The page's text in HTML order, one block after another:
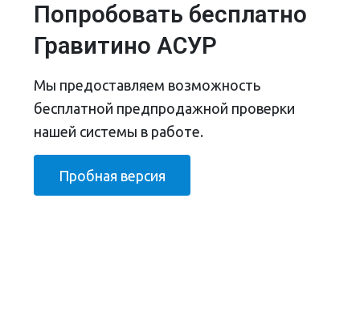
Попробовать бесплатно
Гравитино АСУР
Мы предоставляем возможность
бесплатной предпродажной проверки
нашей системы в работе.
Пробная версия